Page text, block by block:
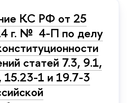
КС РФ от 25
г. № 4-П по делу
статей 7.3, 9.1,
15.23-1 и 19.7-3